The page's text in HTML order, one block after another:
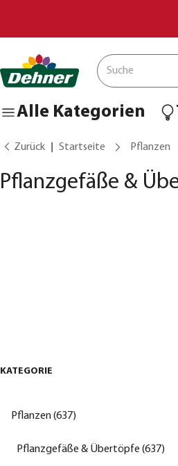
Alle Kategorien
Zurück Startseite Pflanzen
Pflanzgefäße &
KATEGORIE
Pflanzen (637)
Pflanzgefäße & Übertöpfe (637)